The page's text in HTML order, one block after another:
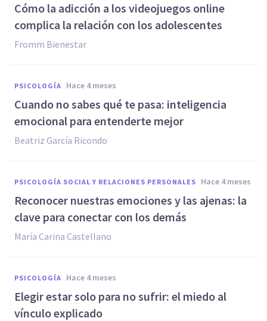
Cómo la adicción a los videojuegos online
complica la relación con los adolescentes
Fromm Bienestar
PSICOLOGÍA hace 4 meses
Cuando no sabes qué te pasa: inteligencia
emocional para entenderte mejor
Beatriz García Ricondo
PSICOLOGÍA SOCIAL Y RELACIONES PERSONALES hace 4 meses
Reconocer nuestras emociones y las ajenas: la
clave para conectar con los demás
María Carina Castellano
PSICOLOGÍA hace 4 meses
Elegir estar solo para no sufrir: el miedo al
vínculo explicado